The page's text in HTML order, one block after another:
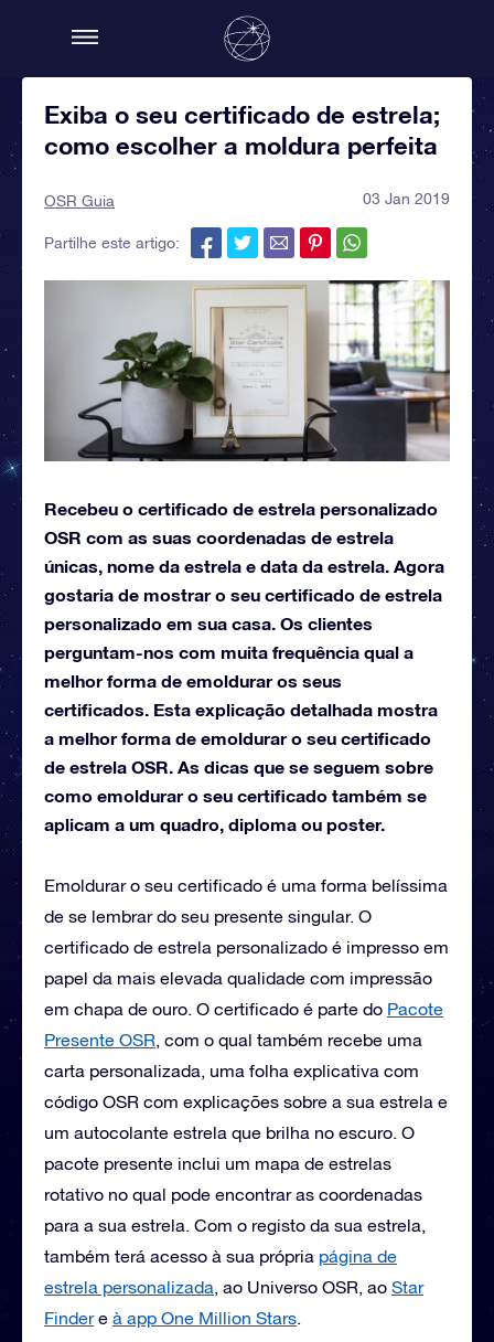
Exiba o seu certificado de estrela;
como escolher a moldura perfeita
OSR Guia 03 Jan 2019
Partilhe este artigo:
Recebeu o certificado de estrela personalizado
OSR com as suas coordenadas de estrela
únicas, nome da estrela e data da estrela. Agora
gostaria de mostrar o seu certificado de estrela
personalizado em sua casa. Os clientes
perguntam-nos com muita frequência qual a
melhor forma de emoldurar os seus
certificados. Esta explicação detalhada mostra
a melhor forma de emoldurar o seu certificado
de estrela OSR. As dicas que se seguem sobre
como emoldurar o seu certificado também se
aplicam a um quadro, diploma ou poster.
Emoldurar o seu certificado é uma forma belíssima
de se lembrar do seu presente singular. O
certificado de estrela personalizado é impresso em
papel da mais elevada qualidade com impressão
em chapa de ouro. O certificado é parte do Pacote
Presente OSR, com o qual também recebe uma
carta personalizada, uma folha explicativa com
código OSR com explicações sobre a sua estrela e
um autocolante estrela que brilha no escuro. O
pacote presente inclui um mapa de estrelas
rotativo no qual pode encontrar as coordenadas
para a sua estrela. Com o registo da sua estrela,
também terá acesso à sua própria página de
estrela personalizada, ao Universo OSR, ao Star
Findere à app One Million Stars.